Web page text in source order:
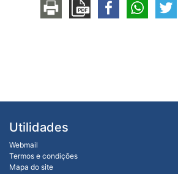
Utilidades
Webmail
Termos e condições
Mapa do site